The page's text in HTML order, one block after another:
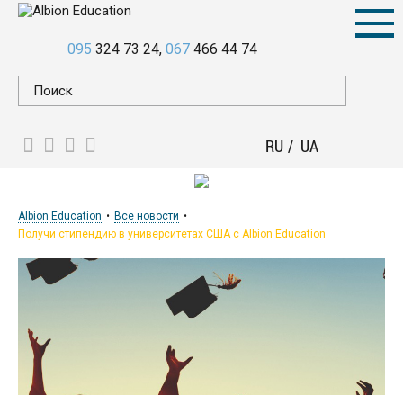
095 324 73 24 067 466 44 74
RU UA
Albion Education
Все новости
Получи стипендию в университетах США с Albion Education